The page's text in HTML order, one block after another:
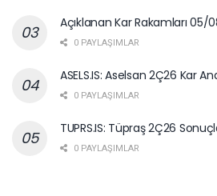
Açıklanan Kar Rakamları 05/
0 PAYLAŞIMLAR
ASELS.IS: Aselsan 2Ç26 Kar
0 PAYLAŞIMLAR
TUPRS.IS: Tüpraş 2Ç26
0 PAYLAŞIMLAR